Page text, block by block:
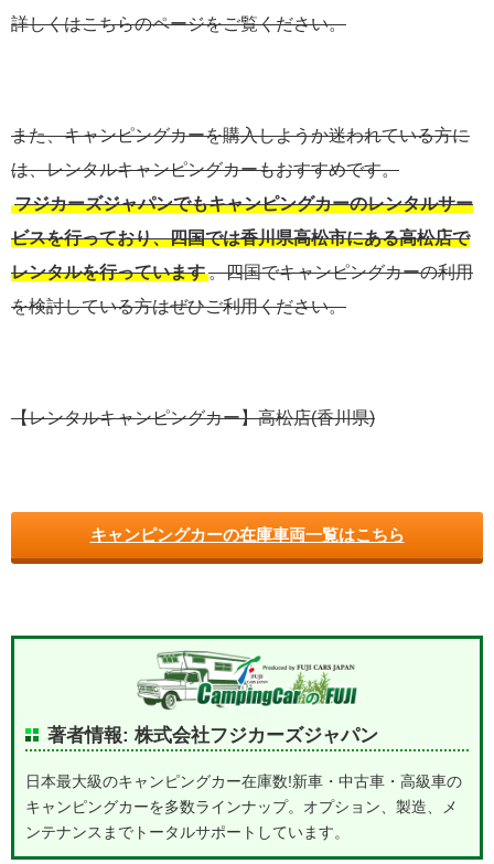
詳しくはこちらのページをご覧ください。
また、キャンピングカーを購入しようか迷われている方に
は、レンタルキャンピングカーもおすすめです。
フジカーズジャパンでもキャンピングカーのレンタルサー
ビスを行っており、四国では香川県高松市にある高松店で
レンタルを行っています。四国でキャンピングカーの利用
を検討している方はぜひご利用ください。
【レンタルキャンピングカー】高松店(香川県)
キャンピングカーの在庫車両一覧はこちら
著者情報: 株式会社フジカーズジャパン
日本最大級のキャンピングカー在庫数!新車・中古車・高級車の
キャンピングカーを多数ラインナップ。オプション、製造、メ
ンテナンスまでトータルサポートしています。